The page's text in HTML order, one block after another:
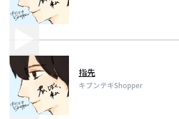
指先
キブンテキShopper